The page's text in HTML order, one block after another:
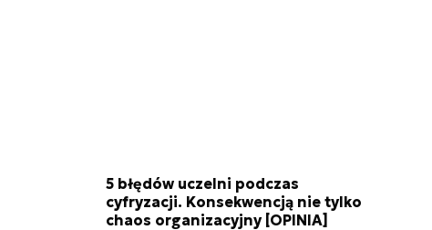
5 błędów uczelni podczas
cyfryzacji. Konsekwencją nie tylko
chaos organizacyjny [OPINIA]